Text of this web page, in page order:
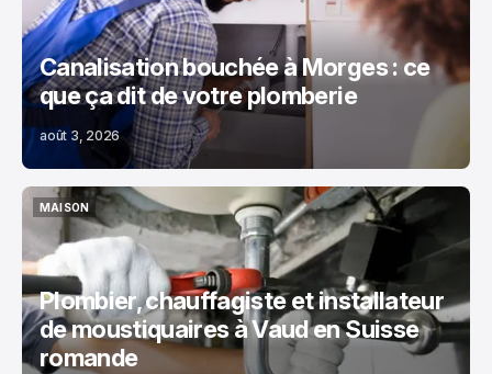
Canalisation bouchée à Morges : ce
que ça dit de votre plomberie
août 3, 2026
MAISON
MAISON
Plombier, chauffagiste et installateur
de moustiquaires à Vaud en Suisse
romande